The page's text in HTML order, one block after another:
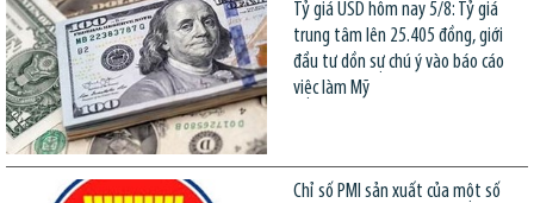
Tỷ giá USD hôm nay 5/8: Tỷ giá
trung tâm lên 25.405 đồng, giới
đầu tư dồn sự chú ý vào báo cáo
việc làm Mỹ
Chỉ số PMI sản xuất của một số